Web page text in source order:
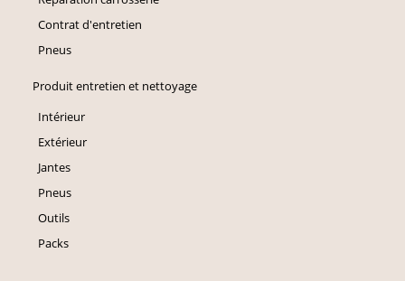
Contrat d'entretien
Pneus
Produit entretien et nettoyage
Intérieur
Extérieur
Jantes
Pneus
Outils
Packs